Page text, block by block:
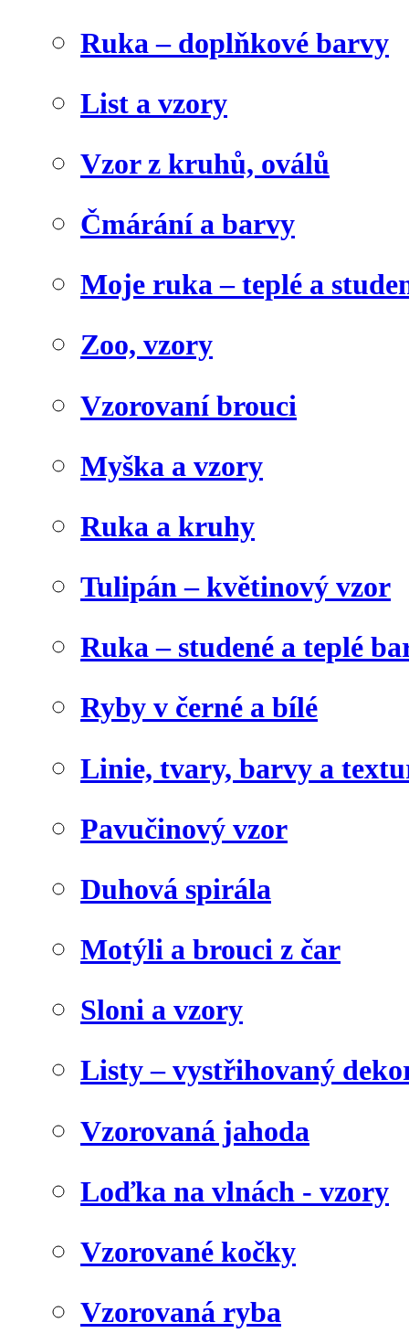
Ruka – doplňkové barvy
List a vzory
Vzor z kruhů, oválů
Čmárání a barvy
Moje ruka – teplé a
Zoo, vzory
Vzorovaní brouci
Myška a vzory
Ruka a kruhy
Tulipán – květinový vzor
Ruka – studené a teplé
Ryby v černé a bílé
Linie, tvary, barvy a
Pavučinový vzor
Duhová spirála
Motýli a brouci z čar
Sloni a vzory
Listy – vystřihovaný
Vzorovaná jahoda
Loďka na vlnách - vzory
Vzorované kočky
Vzorovaná ryba